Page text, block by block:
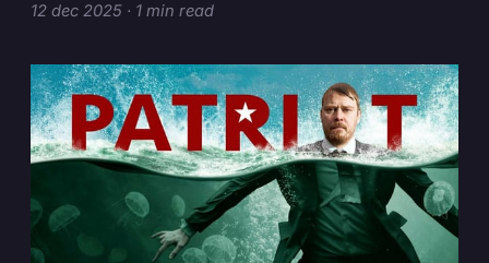
12 dec 2025· 1 min read